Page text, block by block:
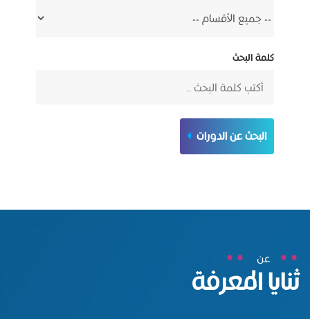
كلمة البحث
البحث عن الدورات
عن
ثنايا المعرفة